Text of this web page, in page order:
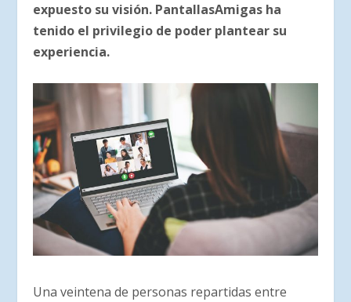
expuesto su visión. PantallasAmigas ha
tenido el privilegio de poder plantear su
experiencia.
Una veintena de personas repartidas entre